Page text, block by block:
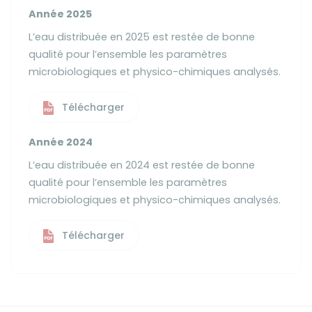
Année 2025
L’eau distribuée en 2025 est restée de bonne
qualité pour l’ensemble les paramètres
microbiologiques et physico-chimiques analysés.
Télécharger
Année 2024
L’eau distribuée en 2024 est restée de bonne
qualité pour l’ensemble les paramètres
microbiologiques et physico-chimiques analysés.
Télécharger